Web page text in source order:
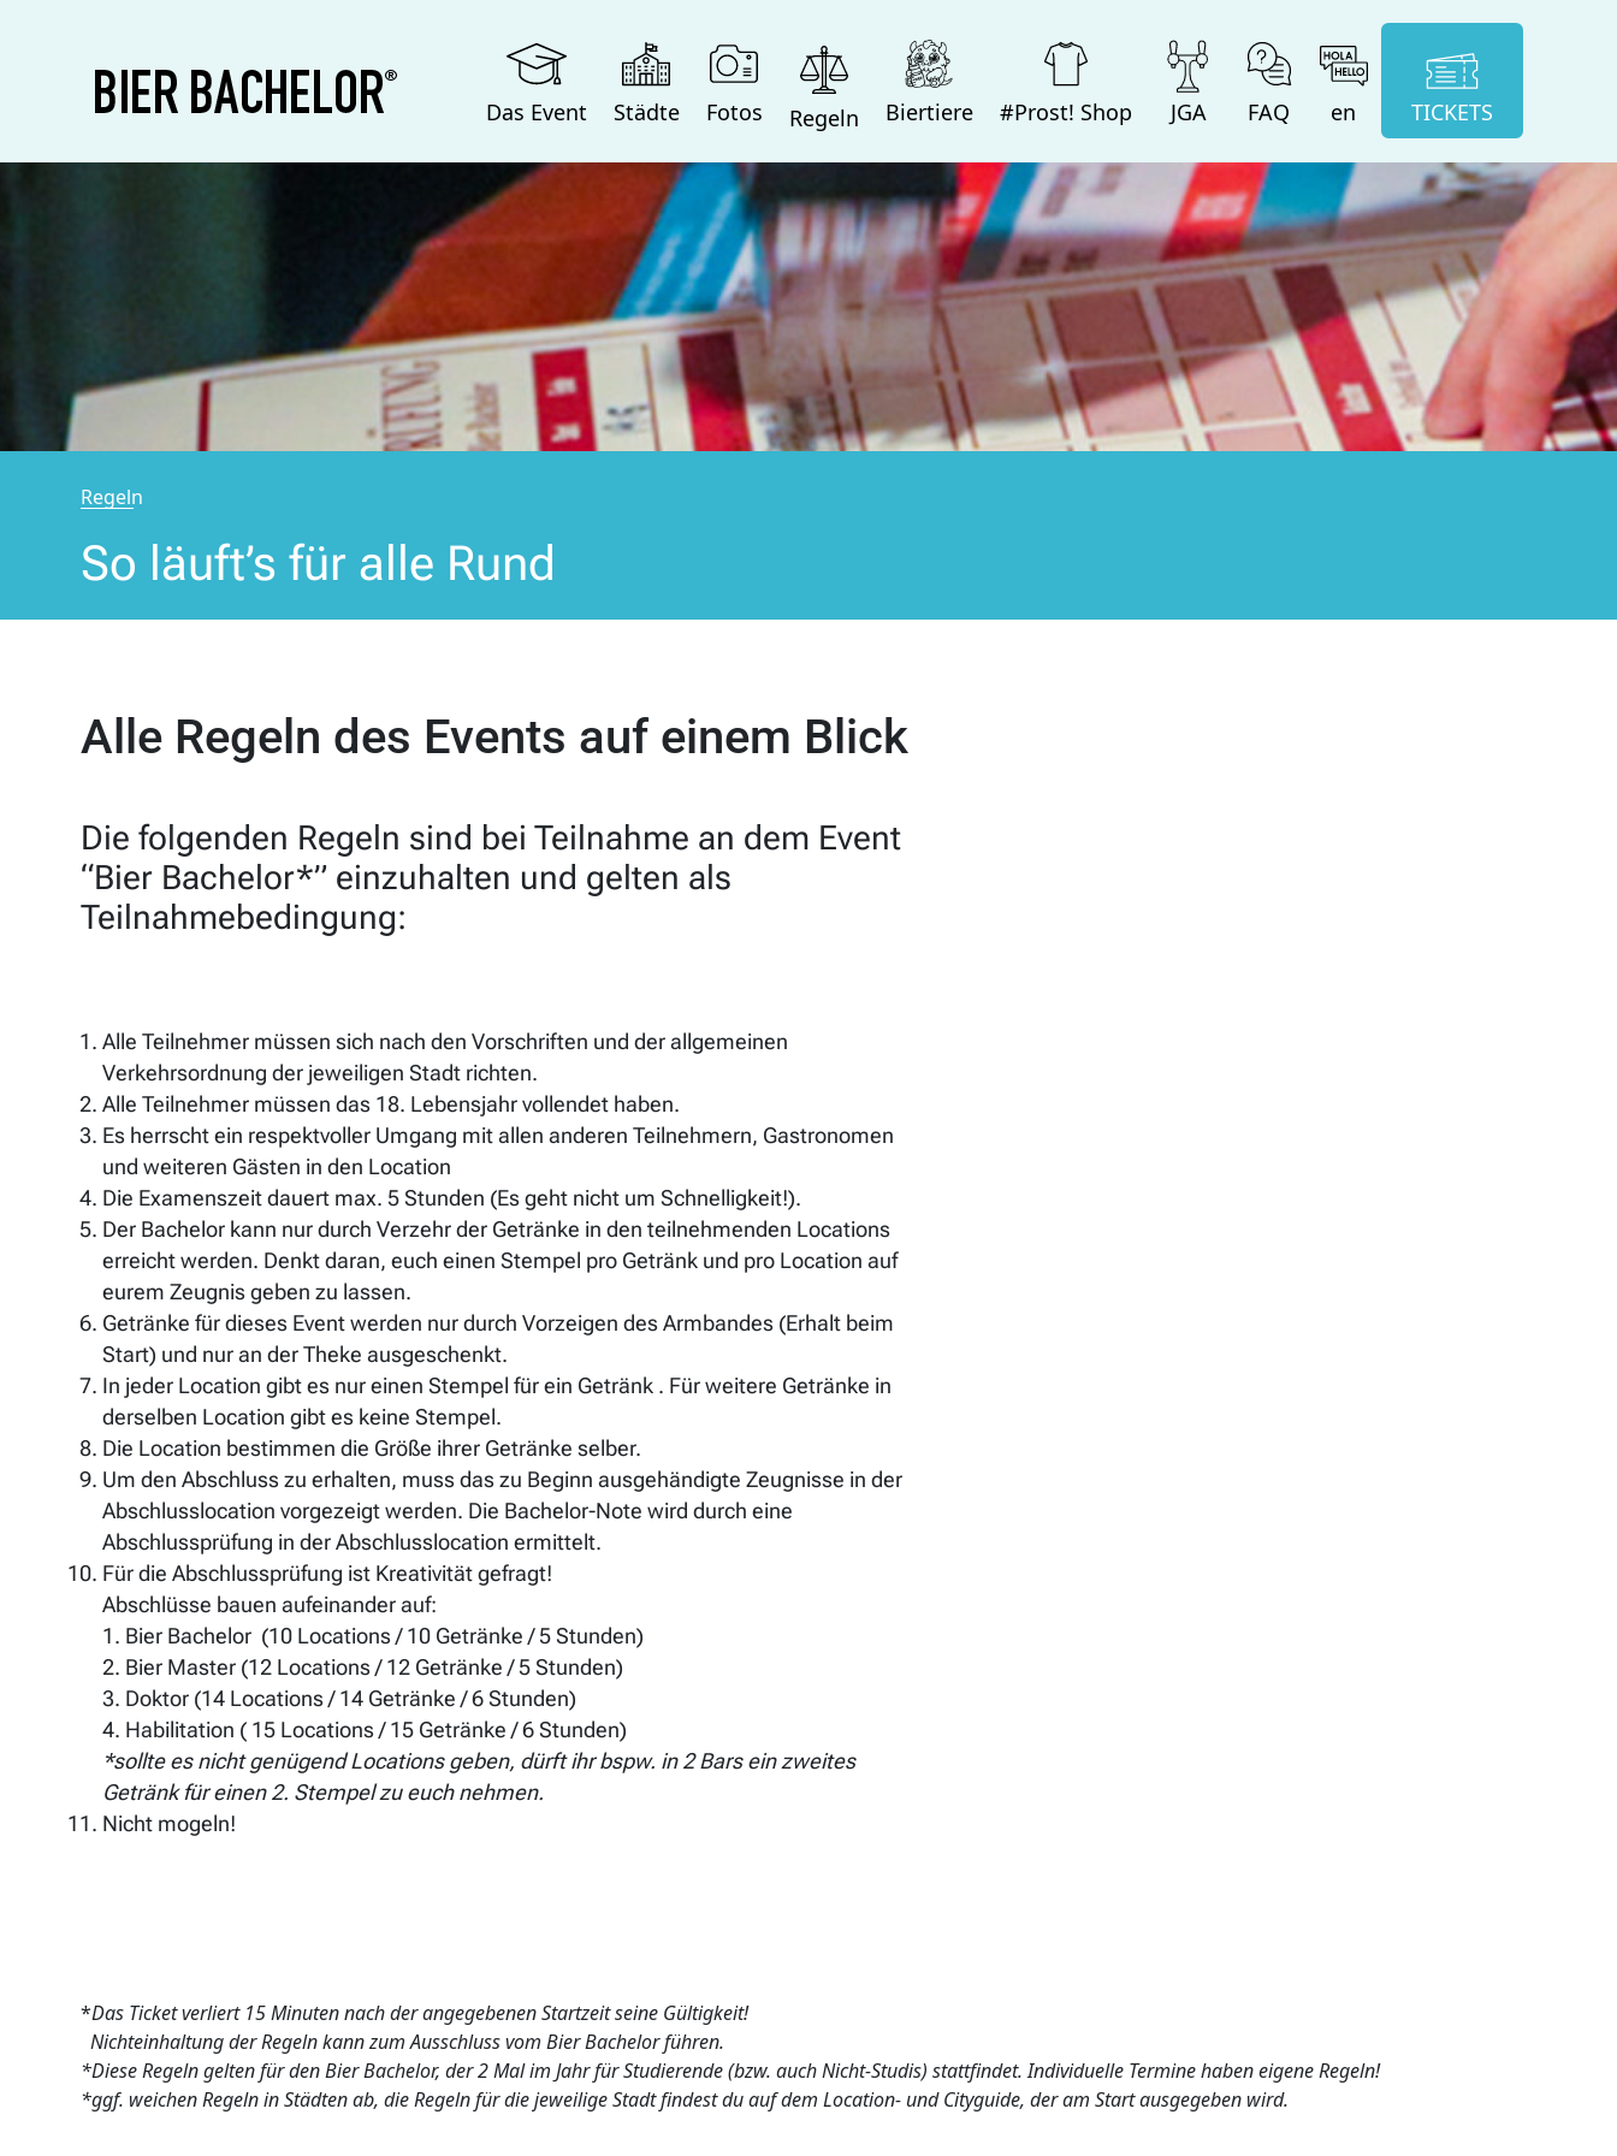
Das Event Städte Fotos Regeln Biertiere #Prost! Shop JGA FAQ en TICKETS
Regeln
So läuft’s für alle Rund
Alle Regeln des Events auf einem Blick
Die folgenden Regeln sind bei Teilnahme an dem Event
“Bier Bachelor*” einzuhalten und gelten als
Teilnahmebedingung:
Alle Teilnehmer müssen sich nach den Vorschriften und der allgemeinen
Verkehrsordnung der jeweiligen Stadt richten.
Alle Teilnehmer müssen das 18. Lebensjahr vollendet haben.
Es herrscht ein respektvoller Umgang mit allen anderen Teilnehmern, Gastronomen
und weiteren Gästen in den Location
Die Examenszeit dauert max. 5 Stunden (Es geht nicht um Schnelligkeit!).
Der Bachelor kann nur durch Verzehr der Getränke in den teilnehmenden Locations
erreicht werden. Denkt daran, euch einen Stempel pro Getränk und pro Location auf
eurem Zeugnis geben zu lassen.
Getränke für dieses Event werden nur durch Vorzeigen des Armbandes (Erhalt beim
Start) und nur an der Theke ausgeschenkt.
In jeder Location gibt es nur einen Stempel für ein Getränk . Für weitere Getränke in
derselben Location gibt es keine Stempel.
Die Location bestimmen die Größe ihrer Getränke selber.
Um den Abschluss zu erhalten, muss das zu Beginn ausgehändigte Zeugnisse in der
Abschlusslocation vorgezeigt werden. Die Bachelor-Note wird durch eine
Abschlussprüfung in der Abschlusslocation ermittelt.
Für die Abschlussprüfung ist Kreativität gefragt!
Abschlüsse bauen aufeinander auf:
1. Bier Bachelor (10 Locations / 10 Getränke / 5 Stunden)
2. Bier Master (12 Locations / 12 Getränke / 5 Stunden)
3. Doktor (14 Locations / 14 Getränke / 6 Stunden)
4. Habilitation ( 15 Locations / 15 Getränke / 6 Stunden)
*sollte es nicht genügend Locations geben, dürft ihr bspw. in 2 Bars ein zweites
Getränk für einen 2. Stempel zu euch nehmen.
Nicht mogeln!
*Das Ticket verliert 15 Minuten nach der angegebenen Startzeit seine Gültigkeit!
Nichteinhaltung der Regeln kann zum Ausschluss vom Bier Bachelor führen.
*Diese Regeln gelten für den Bier Bachelor, der 2 Mal im Jahr für Studierende (bzw. auch Nicht-Studis) stattfindet. Individuelle Termine haben eigene Regeln!
*ggf. weichen Regeln in Städten ab, die Regeln für die jeweilige Stadt findest du auf dem Location- und Cityguide, der am Start ausgegeben wird.